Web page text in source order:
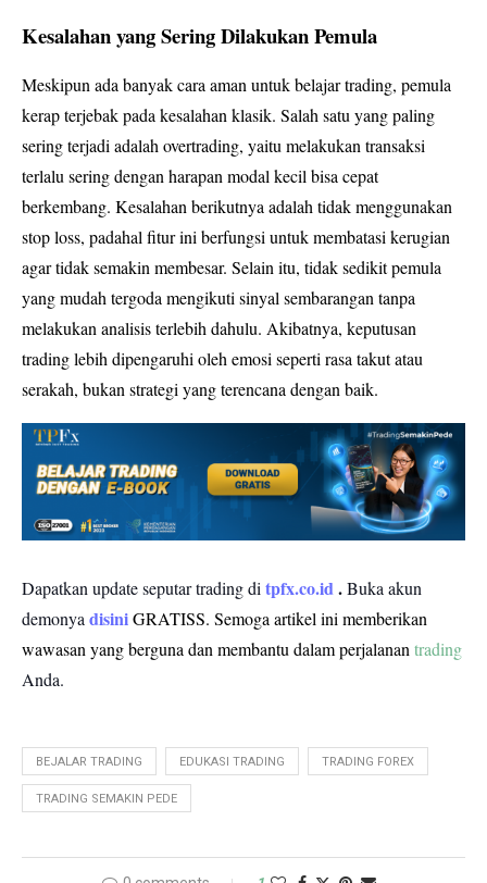
Kesalahan yang Sering Dilakukan Pemula
Meskipun ada banyak cara aman untuk belajar trading, pemula
kerap terjebak pada kesalahan klasik. Salah satu yang paling
sering terjadi adalah overtrading, yaitu melakukan transaksi
terlalu sering dengan harapan modal kecil bisa cepat
berkembang. Kesalahan berikutnya adalah tidak menggunakan
stop loss, padahal fitur ini berfungsi untuk membatasi kerugian
agar tidak semakin membesar. Selain itu, tidak sedikit pemula
yang mudah tergoda mengikuti sinyal sembarangan tanpa
melakukan analisis terlebih dahulu. Akibatnya, keputusan
trading lebih dipengaruhi oleh emosi seperti rasa takut atau
serakah, bukan strategi yang terencana dengan baik.
Dapatkan update seputar trading di tpfx.co.id .Buka akun
demonya disiniGRATISS. Semoga artikel ini memberikan
wawasan yang berguna dan membantu dalam perjalanan trading
Anda.
BEJALAR TRADING EDUKASI TRADING TRADING FOREX
TRADING SEMAKIN PEDE